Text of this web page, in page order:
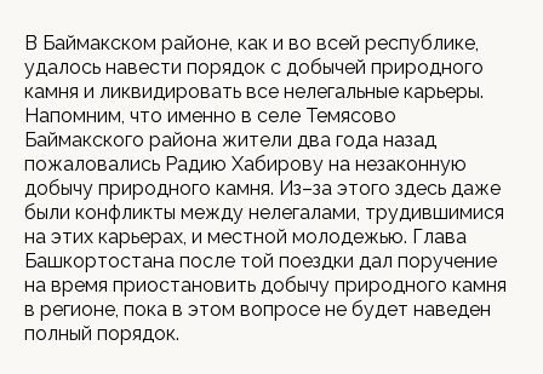
В Баймакском районе, как и во всей республике,
удалось навести порядок с добычей природного
камня и ликвидировать все нелегальные карьеры.
Напомним, что именно в селе Темясово
Баймакского района жители два года назад
пожаловались Радию Хабирову на незаконную
добычу природного камня. Из–за этого здесь даже
были конфликты между нелегалами, трудившимися
на этих карьерах, и местной молодежью. Глава
Башкортостана после той поездки дал поручение
на время приостановить добычу природного камня
в регионе, пока в этом вопросе не будет наведен
полный порядок.